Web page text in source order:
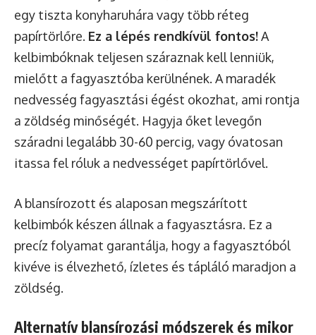
egy tiszta konyharuhára vagy több réteg
papírtörlőre. Ez a lépés rendkívül fontos!A
kelbimbóknak teljesen száraznak kell lenniük,
mielőtt a fagyasztóba kerülnének. A maradék
nedvesség fagyasztási égést okozhat, ami rontja
a zöldség minőségét. Hagyja őket levegőn
száradni legalább 30-60 percig, vagy óvatosan
itassa fel róluk a nedvességet papírtörlővel.
A blansírozott és alaposan megszárított
kelbimbók készen állnak a fagyasztásra. Ez a
precíz folyamat garantálja, hogy a fagyasztóból
kivéve is élvezhető, ízletes és tápláló maradjon a
zöldség.
Alternatív blansírozási módszerek és mikor